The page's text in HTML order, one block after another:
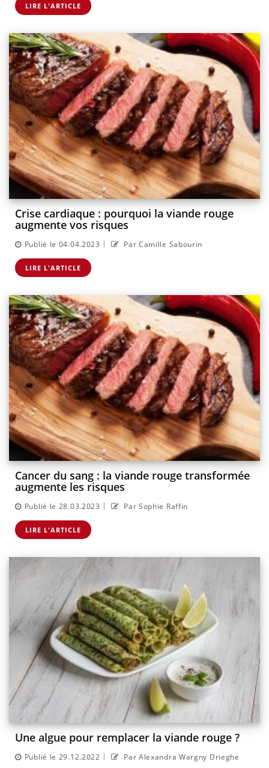
LIRE L'ARTICLE
Crise cardiaque : pourquoi la viande rouge
augmente vos risques
Publié le 04.04.2023 | Par Camille Sabourin
LIRE L'ARTICLE
Cancer du sang : la viande rouge transformée
augmente les risques
Publié le 28.03.2023 | Par Sophie Raffin
LIRE L'ARTICLE
Une algue pour remplacer la viande rouge ?
Publié le 29.12.2022 | Par Alexandra Wargny Drieghe